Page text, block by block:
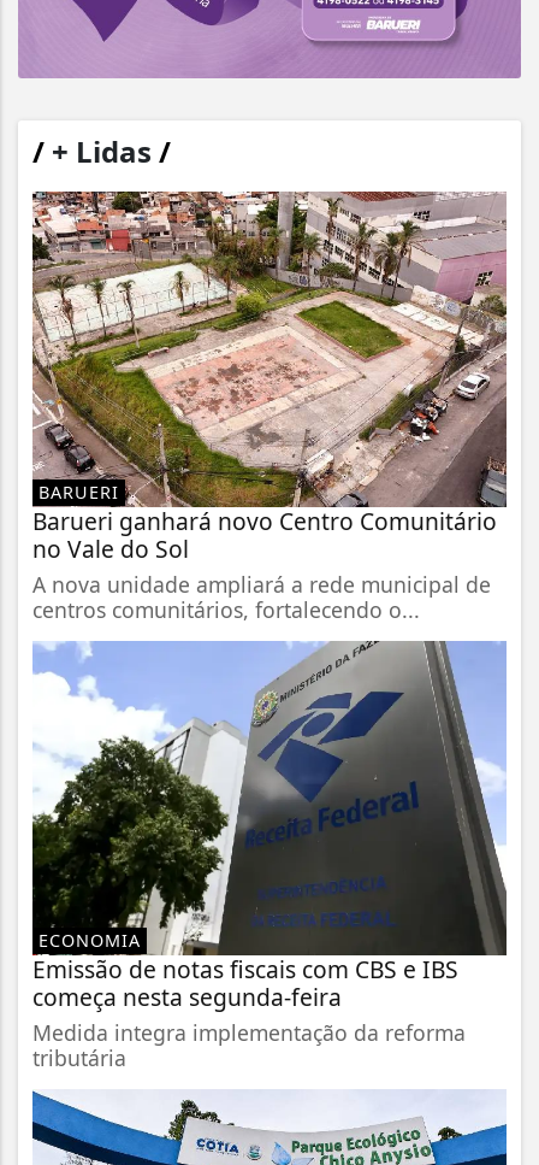
/ + Lidas /
BARUERI
Barueri ganhará novo Centro Comunitário
no Vale do Sol
A nova unidade ampliará a rede municipal de
centros comunitários, fortalecendo o...
ECONOMIA
Emissão de notas fiscais com CBS e IBS
começa nesta segunda-feira
Medida integra implementação da reforma
tributária